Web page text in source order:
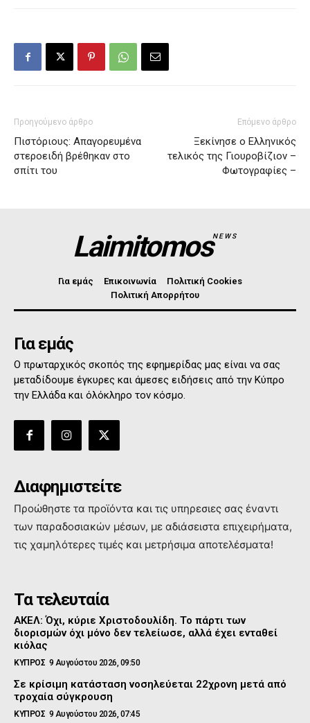
Προηγούμενο άρθρο
Πιστόριους: Απαγορευμένα
στεροειδή βρέθηκαν στο
σπίτι του
Επόμενο άρθρο
Ξεκίνησε ο Ελληνικός
τελικός της Γιουροβίζιον –
Φωτογραφίες –
LaimitomosNEWS
Για εμάς Επικοινωνία
Πολιτική Cookies
Πολιτική Απορρήτου
Για εμάς
Ο πρωταρχικός σκοπός της εφημερίδας μας είναι να σας
μεταδίδουμε έγκυρες και άμεσες ειδήσεις από την Κύπρο
την Ελλάδα και όλόκληρο τον κόσμο.
Διαφημιστείτε
Προώθηστε τα προϊόντα και τις υπηρεσιες σας έναντι
των παραδοσιακών μέσων, με αδιάσειστα επιχειρήματα,
τις χαμηλότερες τιμές και μετρήσιμα αποτελέσματα!
Τα τελευταία
ΑΚΕΛ: Όχι, κύριε Χριστοδουλίδη. Το πάρτι των
διορισμών όχι μόνο δεν τελείωσε, αλλά έχει ενταθεί
κιόλας
ΚΥΠΡΟΣ 9 Αυγούστου 2026, 09:50
Σε κρίσιμη κατάσταση νοσηλεύεται 22χρονη μετά από
τροχαία σύγκρουση
ΚΥΠΡΟΣ 9 Αυγούστου 2026, 07:45